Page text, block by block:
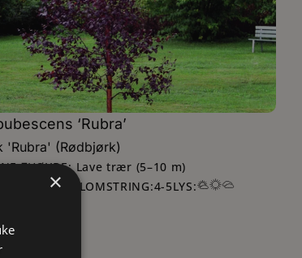
‘Rubra’
'Rubra' (Rødbjørk)
7HØYDE: Lave trær (5–10 m)
hunnrakler BLOMSTRING:4-5LYS:
×